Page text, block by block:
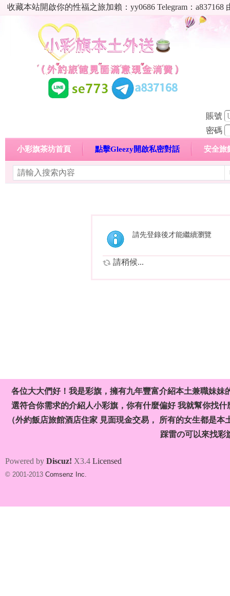
收藏本站開啟你的性福之旅加賴：yy0686 Telegram：
賬號
密碼
小彩旗茶坊首頁 點擊Gleezy開啟私密對話 安全旅
請先登錄後才能繼續瀏覽
請稍候...
各位大大們好！我是彩旗，擁有九年豐富介紹本土兼職妹
選符合你需求的介紹人小彩旗，你有什麼偏好 我就幫你找
（外約飯店旅館酒店住家 見面現金交易， 所有的女生都是
踩雷の可以來找彩
Powered by Discuz! X3.4 Licensed
© 2001-2013 Comsenz Inc.